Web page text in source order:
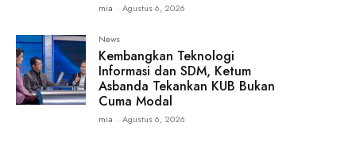
mia - Agustus 6, 2026
News
Kembangkan Teknologi
Informasi dan SDM, Ketum
Asbanda Tekankan KUB Bukan
Cuma Modal
mia - Agustus 6, 2026